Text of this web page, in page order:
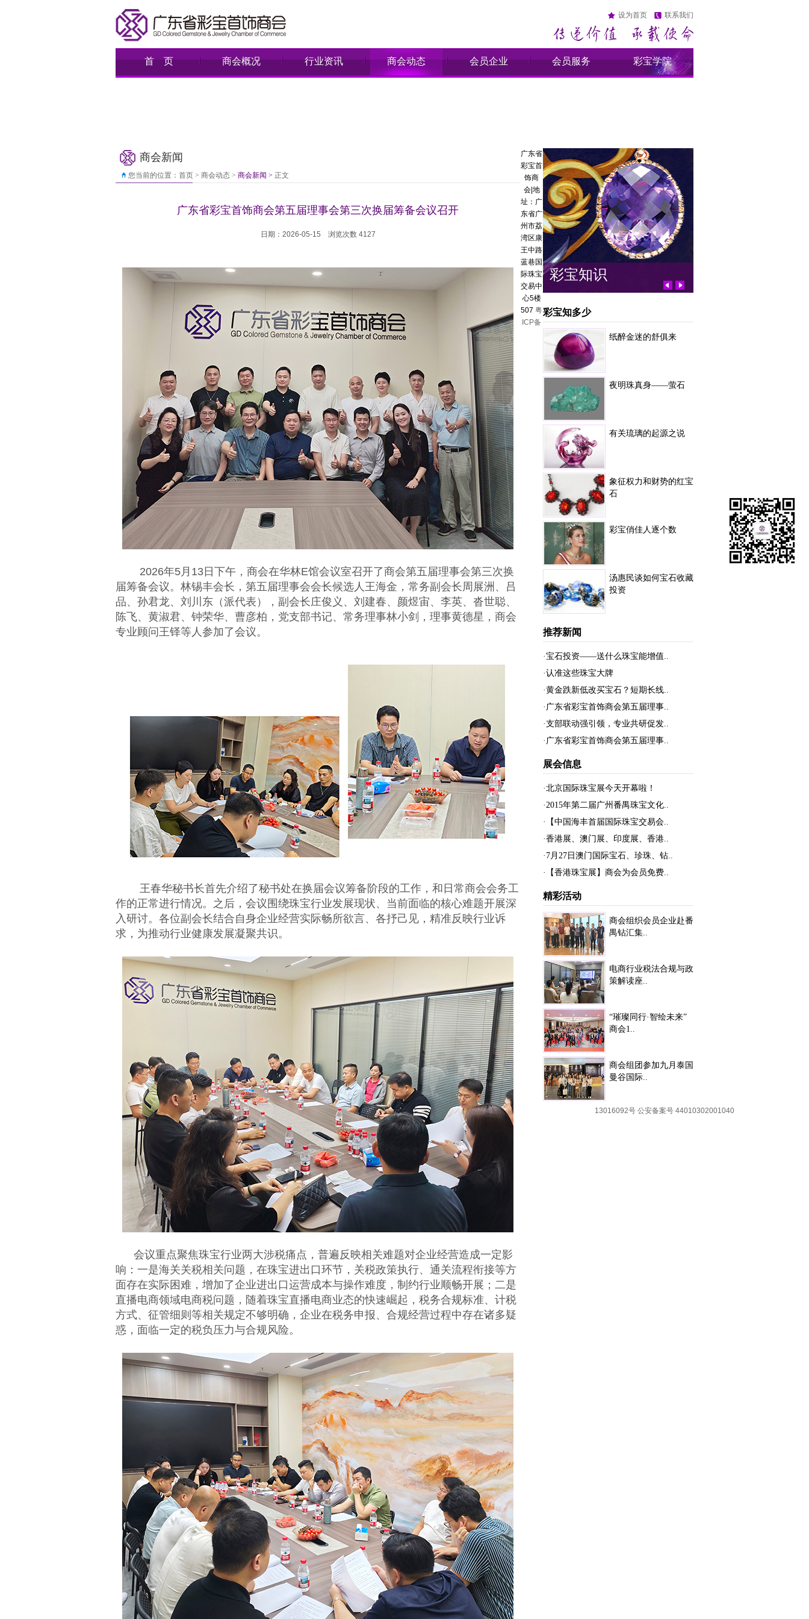
设为首页 联系我们
首 页 商会概况 行业资讯 商会动态 会员企业 会员服务 彩宝学院
商会新闻
您当前的位置： 首页 > 商会动态 > 商会新闻 > 正文
广东省彩宝首饰商会第五届理事会第三次换届筹备会议召开
日期：2026-05-15 浏览次数 4127
2026年5月13日下午，商会在华林E馆会议室召开了商会第五届理事会第三次换
届筹备会议。林锡丰会长，第五届理事会会长候选人王海金，常务副会长周展洲、吕
品、孙君龙、刘川东（派代表），副会长庄俊义、刘建春、颜煜宙、李英、沓世聪、
陈飞、黄淑君、钟荣华、曹彦柏，党支部书记、常务理事林小剑，理事黄德星，商会
专业顾问王铎等人参加了会议。
王春华秘书长首先介绍了秘书处在换届会议筹备阶段的工作，和日常商会会务工
作的正常进行情况。之后，会议围绕珠宝行业发展现状、当前面临的核心难题开展深
入研讨。各位副会长结合自身企业经营实际畅所欲言、各抒己见，精准反映行业诉
求，为推动行业健康发展凝聚共识。
会议重点聚焦珠宝行业两大涉税痛点，普遍反映相关难题对企业经营造成一定影
响：一是海关关税相关问题，在珠宝进出口环节，关税政策执行、通关流程衔接等方
面存在实际困难，增加了企业进出口运营成本与操作难度，制约行业顺畅开展；二是
直播电商领域电商税问题，随着珠宝直播电商业态的快速崛起，税务合规标准、计税
方式、征管细则等相关规定不够明确，企业在税务申报、合规经营过程中存在诸多疑
惑，面临一定的税负压力与合规风险。
彩宝知识
彩宝知多少
纸醉金迷的舒俱来
夜明珠真身——萤石
有关琉璃的起源之说
象征权力和财势的红宝
石
彩宝俏佳人逐个数
汤惠民谈如何宝石收藏
投资
推荐新闻
·宝石投资——送什么珠宝能增值..
·认准这些珠宝大牌
·黄金跌新低改买宝石？短期长线..
·广东省彩宝首饰商会第五届理事..
·支部联动强引领，专业共研促发..
·广东省彩宝首饰商会第五届理事..
展会信息
·北京国际珠宝展今天开幕啦！
·2015年第二届广州番禺珠宝文化..
·【中国海丰首届国际珠宝交易会..
·香港展、澳门展、印度展、香港..
·7月27日澳门国际宝石、珍珠、钻..
·【香港珠宝展】商会为会员免费..
精彩活动
商会组织会员企业赴番
禺钻汇集..
电商行业税法合规与政
策解读座..
“璀璨同行·智绘未来”
商会1..
商会组团参加九月泰国
曼谷国际..
广东省
彩宝首
饰商
会|地
址：广
东省广
州市荔
湾区康
王中路
蓝巷国
际珠宝
交易中
心5楼
507粤
ICP备
13016092号 公安备案号 44010302001040